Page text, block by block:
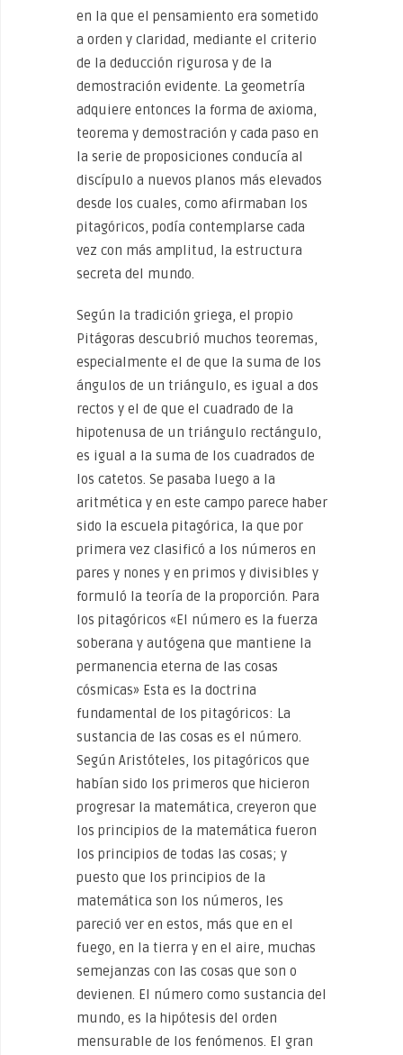
en la que el pensamiento era sometido
a orden y claridad, mediante el criterio
de la deducción rigurosa y de la
demostración evidente. La geometría
adquiere entonces la forma de axioma,
teorema y demostración y cada paso en
la serie de proposiciones conducía al
discípulo a nuevos planos más elevados
desde los cuales, como afirmaban los
pitagóricos, podía contemplarse cada
vez con más amplitud, la estructura
secreta del mundo.
Según la tradición griega, el propio
Pitágoras descubrió muchos teoremas,
especialmente el de que la suma de los
ángulos de un triángulo, es igual a dos
rectos y el de que el cuadrado de la
hipotenusa de un triángulo rectángulo,
es igual a la suma de los cuadrados de
los catetos. Se pasaba luego a la
aritmética y en este campo parece haber
sido la escuela pitagórica, la que por
primera vez clasificó a los números en
pares y nones y en primos y divisibles y
formuló la teoría de la proporción. Para
los pitagóricos «El número es la fuerza
soberana y autógena que mantiene la
permanencia eterna de las cosas
cósmicas» Esta es la doctrina
fundamental de los pitagóricos: La
sustancia de las cosas es el número.
Según Aristóteles, los pitagóricos que
habían sido los primeros que hicieron
progresar la matemática, creyeron que
los principios de la matemática fueron
los principios de todas las cosas; y
puesto que los principios de la
matemática son los números, les
pareció ver en estos, más que en el
fuego, en la tierra y en el aire, muchas
semejanzas con las cosas que son o
devienen. El número como sustancia del
mundo, es la hipótesis del orden
mensurable de los fenómenos. El gran